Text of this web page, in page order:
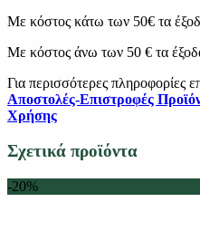
Με κόστος κάτω των 50€ τα
Με κόστος άνω των 50 € τα
Για περισσότερες πληροφορίες
Αποστολές-Επιστροφές
Χρήσης
Σχετικά προϊόντα
-20%